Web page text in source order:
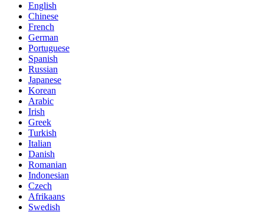
English
Chinese
French
German
Portuguese
Spanish
Russian
Japanese
Korean
Arabic
Irish
Greek
Turkish
Italian
Danish
Romanian
Indonesian
Czech
Afrikaans
Swedish